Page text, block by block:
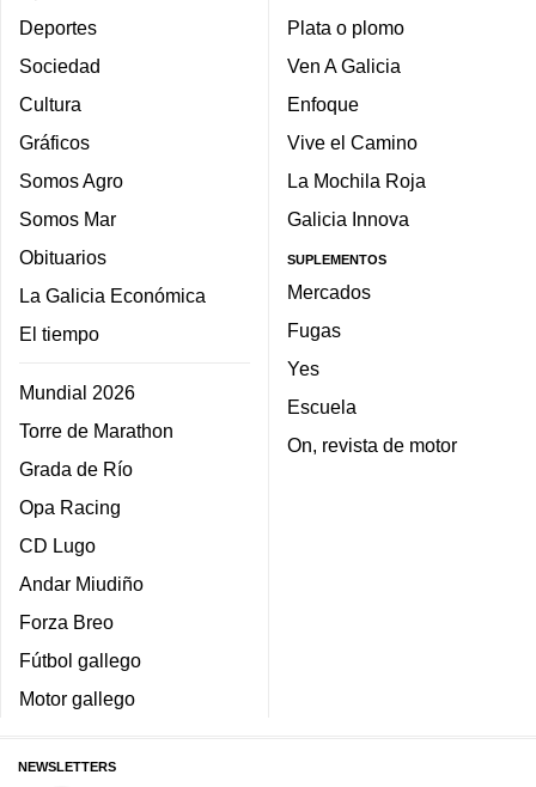
Deportes
Sociedad
Cultura
Gráficos
Somos Agro
Somos Mar
Obituarios
La Galicia Económica
El tiempo
Mundial 2026
Torre de Marathon
Grada de Río
Opa Racing
CD Lugo
Andar Miudiño
Forza Breo
Fútbol gallego
Motor gallego
Plata o plomo
Ven A Galicia
Enfoque
Vive el Camino
La Mochila Roja
Galicia Innova
SUPLEMENTOS
Mercados
Fugas
Yes
Escuela
On, revista de motor
NEWSLETTERS